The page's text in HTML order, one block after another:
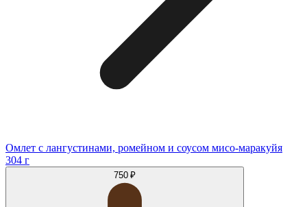
Омлет с лангустинами, ромейном и соусом мисо-маракуйя
304 г
750 ₽